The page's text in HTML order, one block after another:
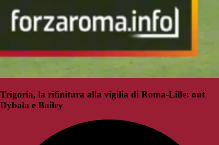
Trigoria, la rifinitura alla vigilia di Roma-Lille: out
Dybala e Bailey